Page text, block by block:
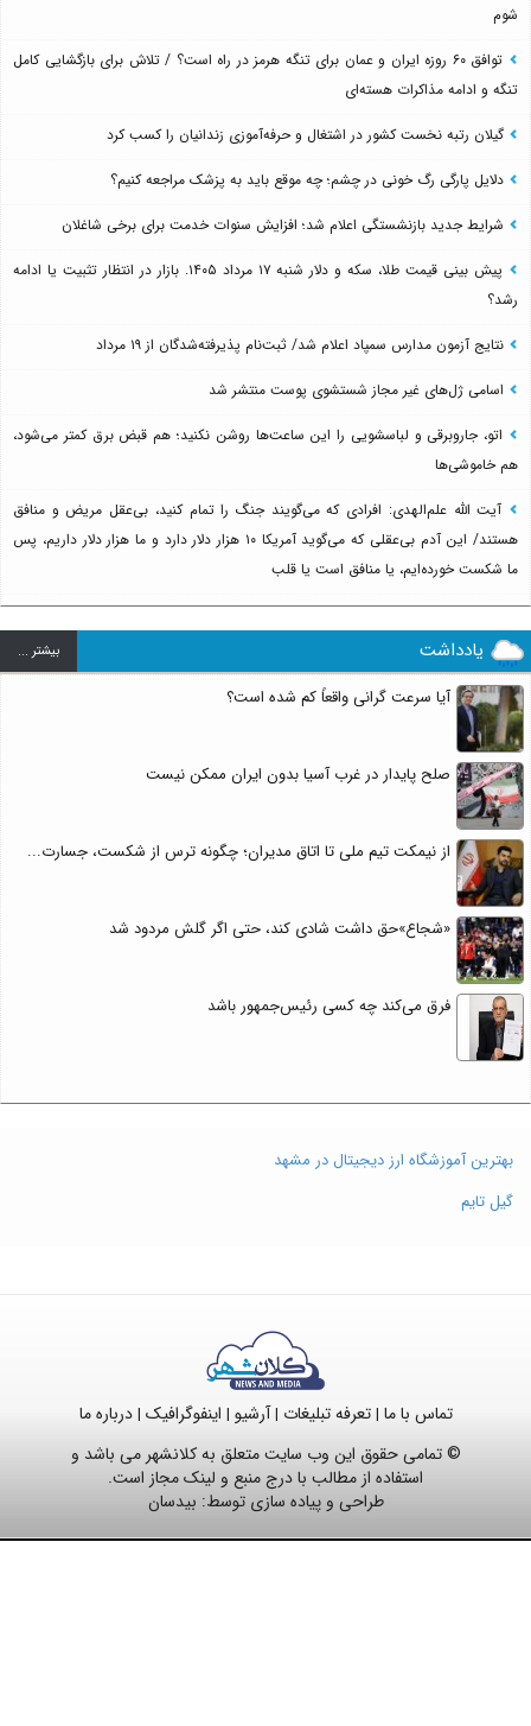
شوم
توافق ۶۰ روزه ایران و عمان برای تنگه هرمز در راه است؟ / تلاش برای بازگشایی کامل
تنگه و ادامه مذاکرات هسته‌ای
گیلان رتبه نخست کشور در اشتغال و حرفه‌آموزی زندانیان را کسب کرد
دلایل پارگی رگ خونی در چشم؛ چه موقع باید به پزشک مراجعه کنیم؟
شرایط جدید بازنشستگی اعلام شد؛ افزایش سنوات خدمت برای برخی شاغلان
پیش بینی قیمت طلا، سکه و دلار شنبه ۱۷ مرداد ۱۴۰۵. بازار در انتظار تثبیت یا ادامه
رشد؟
نتایج آزمون مدارس سمپاد اعلام شد/ ثبت‌نام پذیرفته‌شدگان از ۱۹ مرداد
اسامی ژل‌های غیر مجاز شستشوی پوست منتشر شد
اتو، جاروبرقی و لباسشویی را این ساعت‌ها روشن نکنید؛ هم قبض برق کمتر می‌شود،
هم خاموشی‌ها
آیت الله علم‌الهدی: افرادی که می‌گویند جنگ را تمام کنید، بی‌عقل مریض و منافق
هستند/ این آدم بی‌عقلی که می‌گوید آمریکا ۱۰ هزار دلار دارد و ما هزار دلار داریم، پس
ما شکست خورده‌ایم، یا منافق است یا قلب
یادداشت بيشتر ...
آیا سرعت گرانی واقعاً کم شده است؟
صلح پایدار در غرب آسیا بدون ایران ممکن نیست
از نیمکت تیم ملی تا اتاق مدیران؛ چگونه ترس از شکست، جسارت...
«شجاع»حق داشت شادی کند، حتی اگر گلش مردود شد
فرق می‌کند چه کسی رئیس‌جمهور باشد
بهترین آموزشگاه ارز دیجیتال در مشهد
گیل تایم
تماس با ما |تعرفه تبلیغات |آرشیو | اینفوگرافیک |درباره ما
© تمامی حقوق این وب سایت متعلق به کلانشهر می باشد و
استفاده از مطالب با درج منبع و لینک مجاز است.
طراحی و پیاده سازی توسط: بیدسان